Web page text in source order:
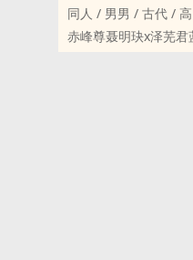
同‌人‎ / ‌男‍‍‎男‌ / 古代 /
赤峰尊聂明玦x泽芜君